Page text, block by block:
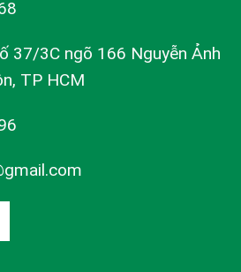
37/3C ngõ 166 Nguyễn Ảnh
TP HCM